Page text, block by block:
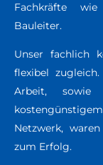
Fachkräfte
Bauleiter.
Unser fachlich
flexibel
Arbeit,
Netzwerk,
zum Erfolg.